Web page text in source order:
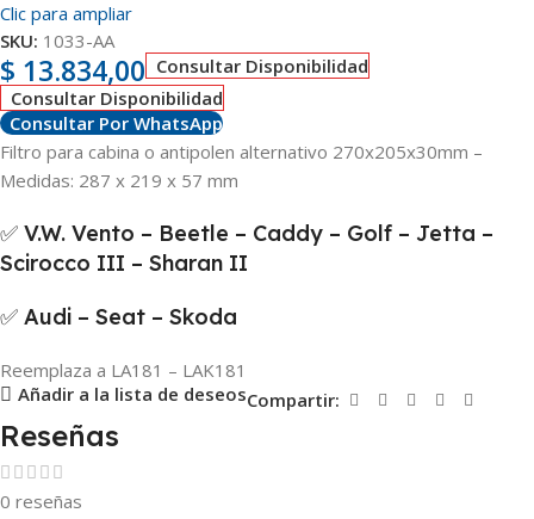
Clic para ampliar
SKU: 1033-AA
$ 13.834,00 Consultar Disponibilidad
Consultar Disponibilidad
Consultar Por WhatsApp
Filtro para cabina o antipolen alternativo 270x205x30mm –
Medidas: 287 x 219 x 57 mm
✅ V.W. Vento – Beetle – Caddy – Golf – Jetta –
Scirocco III – Sharan II
✅ Audi – Seat – Skoda
Reemplaza a LA181 – LAK181
Añadir a la lista de deseosCompartir:
Reseñas
0 reseñas